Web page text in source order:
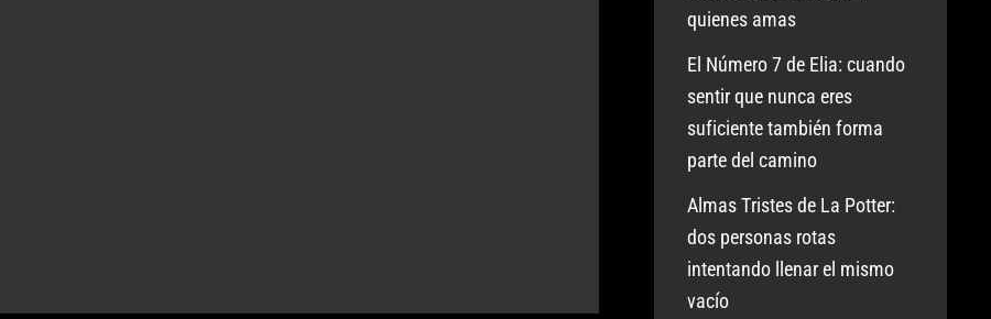
quienes amas
El Número 7 de Elia: cuando
sentir que nunca eres
suficiente también forma
parte del camino
Almas Tristes de La Potter:
dos personas rotas
intentando llenar el mismo
vacío